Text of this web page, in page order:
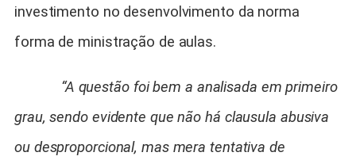
investimento no desenvolvimento da norma
forma de ministração de aulas.
“A questão foi bem a analisada em primeiro
grau, sendo evidente que não há clausula abusiva
ou desproporcional, mas mera tentativa de